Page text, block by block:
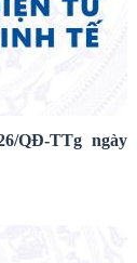
QĐ-TTg ngày